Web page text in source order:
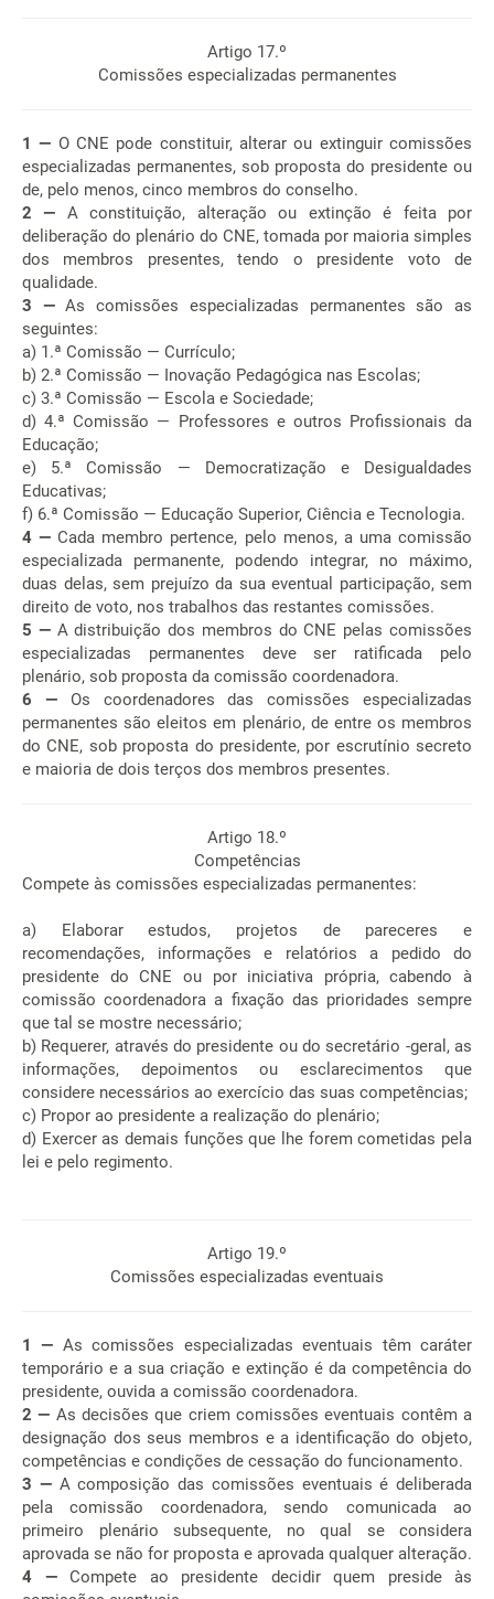
Artigo 17.º
Comissões especializadas permanentes
1 — O CNE pode constituir, alterar ou extinguir comissões
especializadas permanentes, sob proposta do presidente ou
de, pelo menos, cinco membros do conselho.
2 — A constituição, alteração ou extinção é feita por
deliberação do plenário do CNE, tomada por maioria simples
dos membros presentes, tendo o presidente voto de
qualidade.
3 —As comissões especializadas permanentes são as
seguintes:
a) 1.ª Comissão — Currículo;
b) 2.ª Comissão — Inovação Pedagógica nas Escolas;
c) 3.ª Comissão — Escola e Sociedade;
d) 4.ª Comissão — Professores e outros Profissionais da
Educação;
e) 5.ª Comissão — Democratização e Desigualdades
Educativas;
f) 6.ª Comissão — Educação Superior, Ciência e Tecnologia.
4 — Cada membro pertence, pelo menos, a uma comissão
especializada permanente, podendo integrar, no máximo,
duas delas, sem prejuízo da sua eventual participação, sem
direito de voto, nos trabalhos das restantes comissões.
5 —A distribuição dos membros do CNE pelas comissões
especializadas permanentes deve ser ratificada pelo
plenário, sob proposta da comissão coordenadora.
6 —Os coordenadores das comissões especializadas
permanentes são eleitos em plenário, de entre os membros
do CNE, sob proposta do presidente, por escrutínio secreto
e maioria de dois terços dos membros presentes.
Artigo 18.º
Competências
Compete às comissões especializadas permanentes:
a) Elaborar estudos, projetos de pareceres e
recomendações, informações e relatórios a pedido do
presidente do CNE ou por iniciativa própria, cabendo à
comissão coordenadora a fixação das prioridades sempre
que tal se mostre necessário;
b) Requerer, através do presidente ou do secretário -geral, as
informações, depoimentos ou esclarecimentos que
considere necessários ao exercício das suas competências;
c) Propor ao presidente a realização do plenário;
d) Exercer as demais funções que lhe forem cometidas pela
lei e pelo regimento.
Artigo 19.º
Comissões especializadas eventuais
1 — As comissões especializadas eventuais têm caráter
temporário e a sua criação e extinção é da competência do
presidente, ouvida a comissão coordenadora.
2 — As decisões que criem comissões eventuais contêm a
designação dos seus membros e a identificação do objeto,
competências e condições de cessação do funcionamento.
3 —A composição das comissões eventuais é deliberada
pela comissão coordenadora, sendo comunicada ao
primeiro plenário subsequente, no qual se considera
aprovada se não for proposta e aprovada qualquer alteração.
4 —Compete ao presidente decidir quem preside às